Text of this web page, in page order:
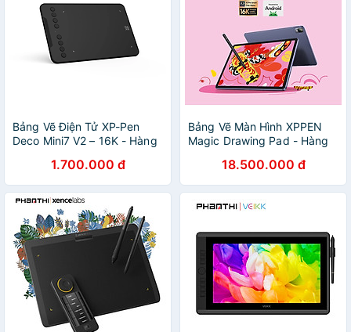
Bảng Vẽ Điện Tử XP-Pen
Deco Mini7 V2 – 16K - Hàng
1.700.000 đ
Bảng Vẽ Màn Hình XPPEN
Magic Drawing Pad - Hàng
18.500.000 đ